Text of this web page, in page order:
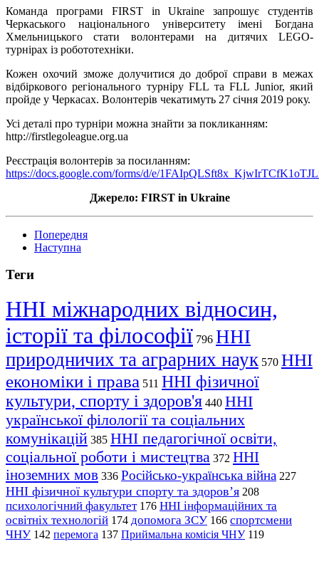
Команда програми FIRST in Ukraine запрошує студентів
Черкаського національного університету імені Богдана
Хмельницького стати волонтерами на дитячих LEGO-
турнірах із робототехніки.
Кожен охочий зможе долучитися до доброї справи в межах
відбіркового регіонального турніру FLL та FLL Junior, який
пройде у Черкасах. Волонтерів чекатимуть 27 січня 2019 року.
Усі деталі про турніри можна знайти за покликанням:
http://firstlegoleague.org.ua
Реєстрація волонтерів за посиланням:
https://docs.google.com/forms/d/e/
Джерело: FIRST in Ukraine
Попередня
Наступна
Теги
ННІ міжнародних відносин,
історії та філософії 796 ННІ
природничих та аграрних наук 570 ННІ
економіки і права 511 ННІ фізичної
культури, спорту і здоров'я 440 ННІ
української філології та соціальних
комунікацій 385 ННІ педагогічної освіти,
соціальної роботи і мистецтва 372 ННІ
іноземних мов 336 Російсько-українська війна 227
ННІ фізичної культури спорту та здоров’я 208
психологічний факультет 176 ННІ інформаційних та
освітніх технологій 174 допомога ЗСУ 166 спортсмени
ЧНУ 142 перемога 137 Приймальна комісія ЧНУ 119